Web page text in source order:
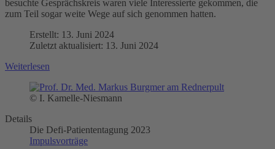
besuchte Gesprächskreis waren viele Interessierte gekommen, die
zum Teil sogar weite Wege auf sich genommen hatten.
Erstellt: 13. Juni 2024
Zuletzt aktualisiert: 13. Juni 2024
Weiterlesen
© I. Kamelle-Niesmann
Details
Die Defi-Patiententagung 2023
Impulsvorträge